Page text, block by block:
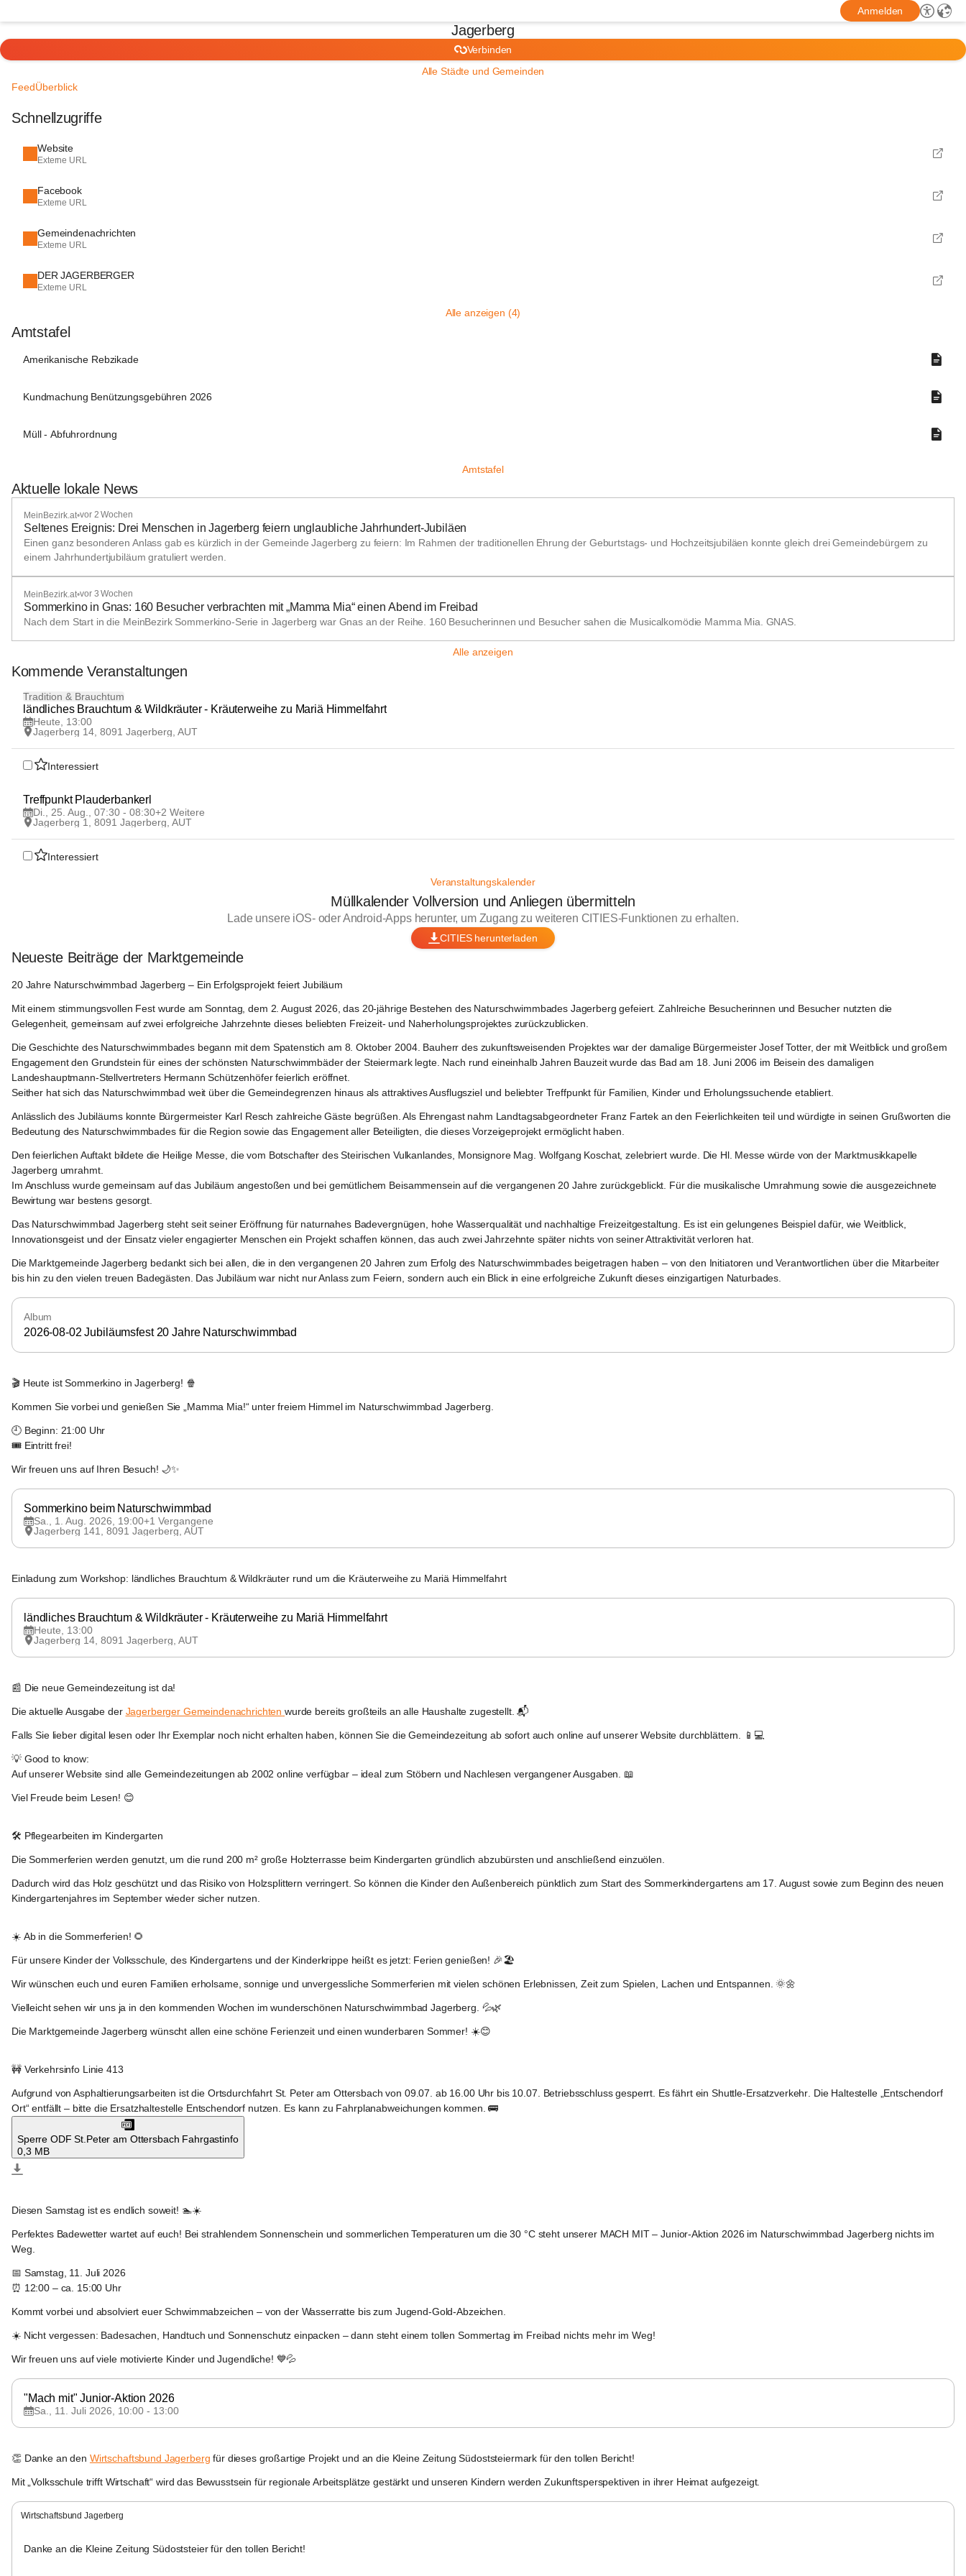
Anmelden
Jagerberg
Verbinden
Alle Städte und Gemeinden
FeedÜberblick
Schnellzugriffe
Website
Externe URL
Facebook
Externe URL
Gemeindenachrichten
Externe URL
DER JAGERBERGER
Externe URL
Alle anzeigen (4)
Amtstafel
Amerikanische Rebzikade
Kundmachung Benützungsgebühren 2026
Müll - Abfuhrordnung
Amtstafel
Aktuelle lokale News
MeinBezirk.at•vor 2 Wochen
Seltenes Ereignis: Drei Menschen in Jagerberg feiern unglaubliche Jahrhundert-Jubiläen
Einen ganz besonderen Anlass gab es kürzlich in der Gemeinde Jagerberg zu feiern: Im Rahmen der traditionellen Ehrung der Geburtstags- und Hochzeitsjubiläen konnte gleich drei Gemeindebürgern zu
einem Jahrhundertjubiläum gratuliert werden.
MeinBezirk.at•vor 3 Wochen
Sommerkino in Gnas: 160 Besucher verbrachten mit „Mamma Mia“ einen Abend im Freibad
Nach dem Start in die MeinBezirk Sommerkino-Serie in Jagerberg war Gnas an der Reihe. 160 Besucherinnen und Besucher sahen die Musicalkomödie Mamma Mia. GNAS.
Alle anzeigen
Kommende Veranstaltungen
8
AUG
Tradition & Brauchtum
ländliches Brauchtum & Wildkräuter - Kräuterweihe zu Mariä Himmelfahrt
Heute, 13:00
Jagerberg 14, 8091 Jagerberg, AUT
Interessiert
25
AUG
Treffpunkt Plauderbankerl
Di., 25. Aug., 07:30 - 08:30+2 Weitere
Jagerberg 1, 8091 Jagerberg, AUT
Interessiert
Veranstaltungskalender
Müllkalender Vollversion und Anliegen übermitteln
Lade unsere iOS- oder Android-Apps herunter, um Zugang zu weiteren CITIES-Funktionen zu erhalten.
CITIES herunterladen
Neueste Beiträge der Marktgemeinde
20 Jahre Naturschwimmbad Jagerberg – Ein Erfolgsprojekt feiert Jubiläum
Mit einem stimmungsvollen Fest wurde am Sonntag, dem 2. August 2026, das 20-jährige Bestehen des Naturschwimmbades Jagerberg gefeiert. Zahlreiche Besucherinnen und Besucher nutzten die
Gelegenheit, gemeinsam auf zwei erfolgreiche Jahrzehnte dieses beliebten Freizeit- und Naherholungsprojektes zurückzublicken.
Die Geschichte des Naturschwimmbades begann mit dem Spatenstich am 8. Oktober 2004. Bauherr des zukunftsweisenden Projektes war der damalige Bürgermeister Josef Totter, der mit Weitblick und großem
Engagement den Grundstein für eines der schönsten Naturschwimmbäder der Steiermark legte. Nach rund eineinhalb Jahren Bauzeit wurde das Bad am 18. Juni 2006 im Beisein des damaligen
Landeshauptmann-Stellvertreters Hermann Schützenhöfer feierlich eröffnet.
Seither hat sich das Naturschwimmbad weit über die Gemeindegrenzen hinaus als attraktives Ausflugsziel und beliebter Treffpunkt für Familien, Kinder und Erholungssuchende etabliert.
Anlässlich des Jubiläums konnte Bürgermeister Karl Resch zahlreiche Gäste begrüßen. Als Ehrengast nahm Landtagsabgeordneter Franz Fartek an den Feierlichkeiten teil und würdigte in seinen Grußworten die
Bedeutung des Naturschwimmbades für die Region sowie das Engagement aller Beteiligten, die dieses Vorzeigeprojekt ermöglicht haben.
Den feierlichen Auftakt bildete die Heilige Messe, die vom Botschafter des Steirischen Vulkanlandes, Monsignore Mag. Wolfgang Koschat, zelebriert wurde. Die Hl. Messe würde von der Marktmusikkapelle
Jagerberg umrahmt.
Im Anschluss wurde gemeinsam auf das Jubiläum angestoßen und bei gemütlichem Beisammensein auf die vergangenen 20 Jahre zurückgeblickt. Für die musikalische Umrahmung sowie die ausgezeichnete
Bewirtung war bestens gesorgt.
Das Naturschwimmbad Jagerberg steht seit seiner Eröffnung für naturnahes Badevergnügen, hohe Wasserqualität und nachhaltige Freizeitgestaltung. Es ist ein gelungenes Beispiel dafür, wie Weitblick,
Innovationsgeist und der Einsatz vieler engagierter Menschen ein Projekt schaffen können, das auch zwei Jahrzehnte später nichts von seiner Attraktivität verloren hat.
Die Marktgemeinde Jagerberg bedankt sich bei allen, die in den vergangenen 20 Jahren zum Erfolg des Naturschwimmbades beigetragen haben – von den Initiatoren und Verantwortlichen über die Mitarbeiter
bis hin zu den vielen treuen Badegästen. Das Jubiläum war nicht nur Anlass zum Feiern, sondern auch ein Blick in eine erfolgreiche Zukunft dieses einzigartigen Naturbades.
Album
2026-08-02 Jubiläumsfest 20 Jahre Naturschwimmbad
🎬 Heute ist Sommerkino in Jagerberg! 🍿
Kommen Sie vorbei und genießen Sie „Mamma Mia!“ unter freiem Himmel im Naturschwimmbad Jagerberg.
🕘 Beginn: 21:00 Uhr
🎟️ Eintritt frei!
Wir freuen uns auf Ihren Besuch! 🌙✨
Sommerkino beim Naturschwimmbad
Sa., 1. Aug. 2026, 19:00+1 Vergangene
Jagerberg 141, 8091 Jagerberg, AUT
Einladung zum Workshop: ländliches Brauchtum & Wildkräuter rund um die Kräuterweihe zu Mariä Himmelfahrt
ländliches Brauchtum & Wildkräuter - Kräuterweihe zu Mariä Himmelfahrt
Heute, 13:00
Jagerberg 14, 8091 Jagerberg, AUT
📰 Die neue Gemeindezeitung ist da!
Die aktuelle Ausgabe der Jagerberger Gemeindenachrichten wurde bereits großteils an alle Haushalte zugestellt. 📬
Falls Sie lieber digital lesen oder Ihr Exemplar noch nicht erhalten haben, können Sie die Gemeindezeitung ab sofort auch online auf unserer Website durchblättern. 📱💻
💡 Good to know:
Auf unserer Website sind alle Gemeindezeitungen ab 2002 online verfügbar – ideal zum Stöbern und Nachlesen vergangener Ausgaben. 📖
Viel Freude beim Lesen! 😊
🛠️ Pflegearbeiten im Kindergarten
Die Sommerferien werden genutzt, um die rund 200 m² große Holzterrasse beim Kindergarten gründlich abzubürsten und anschließend einzuölen.
Dadurch wird das Holz geschützt und das Risiko von Holzsplittern verringert. So können die Kinder den Außenbereich pünktlich zum Start des Sommerkindergartens am 17. August sowie zum Beginn des neuen
Kindergartenjahres im September wieder sicher nutzen.
☀️ Ab in die Sommerferien! 🌻
Für unsere Kinder der Volksschule, des Kindergartens und der Kinderkrippe heißt es jetzt: Ferien genießen! 🎉🏖️
Wir wünschen euch und euren Familien erholsame, sonnige und unvergessliche Sommerferien mit vielen schönen Erlebnissen, Zeit zum Spielen, Lachen und Entspannen. 🌞🌼
Vielleicht sehen wir uns ja in den kommenden Wochen im wunderschönen Naturschwimmbad Jagerberg . 💦🌿
Die Marktgemeinde Jagerberg wünscht allen eine schöne Ferienzeit und einen wunderbaren Sommer! ☀️😊
🚧 Verkehrsinfo Linie 413
Aufgrund von Asphaltierungsarbeiten ist die Ortsdurchfahrt St. Peter am Ottersbach von 09.07. ab 16.00 Uhr bis 10.07. Betriebsschluss gesperrt. Es fährt ein Shuttle-Ersatzverkehr . Die Haltestelle „Entschendorf
Ort“ entfällt – bitte die Ersatzhaltestelle Entschendorf nutzen. Es kann zu Fahrplanabweichungen kommen. 🚌
Sperre ODF St.Peter am Ottersbach Fahrgastinfo
0,3 MB
Diesen Samstag ist es endlich soweit! 🏊☀️
Perfektes Badewetter wartet auf euch! Bei strahlendem Sonnenschein und sommerlichen Temperaturen um die 30 °C steht unserer MACH MIT – Junior-Aktion 2026 im Naturschwimmbad Jagerberg nichts im
Weg.
📅 Samstag, 11. Juli 2026
⏰ 12:00 – ca. 15:00 Uhr
Kommt vorbei und absolviert euer Schwimmabzeichen – von der Wasserratte bis zum Jugend-Gold-Abzeichen
☀️ Nicht vergessen: Badesachen, Handtuch und Sonnenschutz einpacken – dann steht einem tollen Sommertag im Freibad nichts mehr im Weg!
Wir freuen uns auf viele motivierte Kinder und Jugendliche! 💙💦
"Mach mit" Junior-Aktion 2026
Sa., 11. Juli 2026, 10:00 - 13:00
👏 Danke an den Wirtschaftsbund Jagerberg für dieses großartige Projekt und an die Kleine Zeitung Südoststeiermark für den tollen Bericht!
Mit „Volksschule trifft Wirtschaft“ wird das Bewusstsein für regionale Arbeitsplätze gestärkt und unseren Kindern werden Zukunftsperspektiven in ihrer Heimat aufgezeigt.
Wirtschaftsbund Jagerberg
Danke an die Kleine Zeitung Südoststeier für den tollen Bericht!